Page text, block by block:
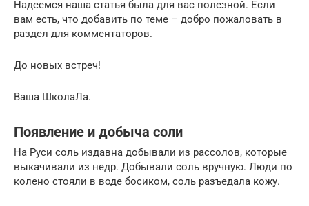
Надеемся наша статья была для вас полезной. Если
вам есть, что добавить по теме – добро пожаловать в
раздел для комментаторов.
До новых встреч!
Ваша ШколаЛа.
Появление и добыча соли
На Руси соль издавна добывали из рассолов, которые
выкачивали из недр. Добывали соль вручную. Люди по
колено стояли в воде босиком, соль разъедала кожу.